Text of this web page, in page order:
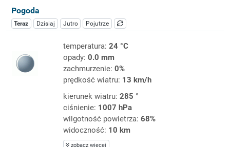
Pogoda
Teraz Dzisiaj Jutro Pojutrze
temperatura: 24 °C
opady: 0.0 mm
zachmurzenie: 0%
prędkość wiatru: 13 km/h
kierunek wiatru: 285 °
ciśnienie: 1007 hPa
wilgotność powietrza: 68%
widoczność: 10 km
zobacz więcej